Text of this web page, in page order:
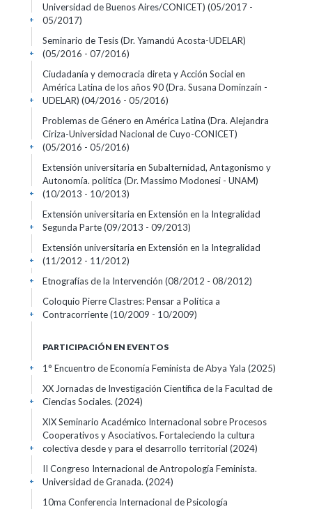
Universidad de Buenos Aires/CONICET) (05/2017 -
05/2017)
+
Seminario de Tesis (Dr. Yamandú Acosta-UDELAR)
(05/2016 - 07/2016)
+
Ciudadanía y democracia direta y Acción Social en
América Latina de los años 90 (Dra. Susana Dominzaín -
UDELAR) (04/2016 - 05/2016)
+
Problemas de Género en América Latina (Dra. Alejandra
Ciriza-Universidad Nacional de Cuyo-CONICET)
(05/2016 - 05/2016)
+
Extensión universitaria en Subalternidad, Antagonismo y
Autonomía. política (Dr. Massimo Modonesi - UNAM)
(10/2013 - 10/2013)
+
Extensión universitaria en Extensión en la Integralidad
Segunda Parte(09/2013 - 09/2013)
+
Extensión universitaria en Extensión en la Integralidad
(11/2012 - 11/2012)
+
Etnografías de la Intervención (08/2012 - 08/2012)
+
Coloquio Pierre Clastres: Pensar a Política a
Contracorriente(10/2009 - 10/2009)
+
PARTICIPACIÓN EN EVENTOS
1° Encuentro de Economía Feminista de Abya Yala (2025)
+
XX Jornadas de Investigación Científica de la Facultad de
Ciencias Sociales. (2024)
+
XIX Seminario Académico Internacional sobre Procesos
Cooperativos y Asociativos. Fortaleciendo la cultura
colectiva desde y para el desarrollo territorial (2024)
+
II Congreso Internacional de Antropología Feminista.
Universidad de Granada. (2024)
+
10ma Conferencia Internacional de Psicología